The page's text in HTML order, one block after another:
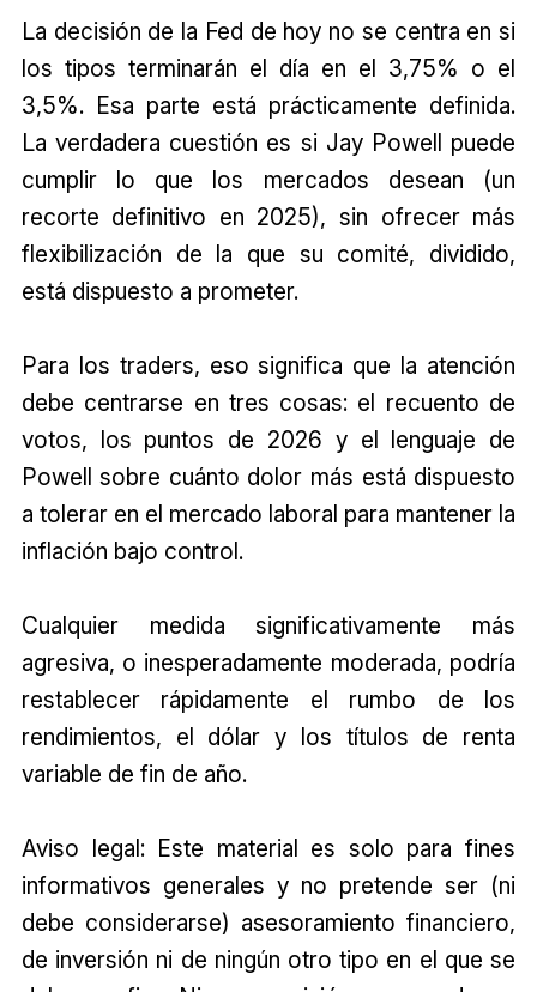
La decisión de la Fed de hoy no se centra en si
los tipos terminarán el día en el 3,75% o el
3,5%. Esa parte está prácticamente definida.
La verdadera cuestión es si Jay Powell puede
cumplir lo que los mercados desean (un
recorte definitivo en 2025), sin ofrecer más
flexibilización de la que su comité, dividido,
está dispuesto a prometer.
Para los traders, eso significa que la atención
debe centrarse en tres cosas: el recuento de
votos, los puntos de 2026 y el lenguaje de
Powell sobre cuánto dolor más está dispuesto
a tolerar en el mercado laboral para mantener la
inflación bajo control.
Cualquier medida significativamente más
agresiva, o inesperadamente moderada, podría
restablecer rápidamente el rumbo de los
rendimientos, el dólar y los títulos de renta
variable de fin de año.
Aviso legal: Este material es solo para fines
informativos generales y no pretende ser (ni
debe considerarse) asesoramiento financiero,
de inversión ni de ningún otro tipo en el que se